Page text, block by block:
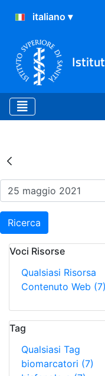
Risultati
Ricerca
Voci Risorse
Qualsiasi Risorsa
Contenuto Web (7)
Tag
Qualsiasi Tag
biomarcatori (7)